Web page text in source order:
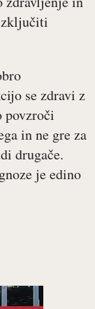
se zdravi z
povzroči
in ne gre za
drugače.
je edino